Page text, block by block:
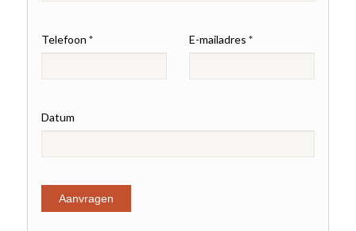
Telefoon* E-mailadres*
Datum